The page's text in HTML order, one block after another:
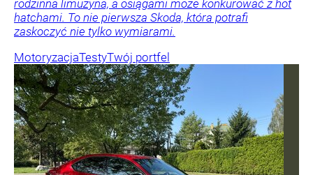
rodzinna limuzyna, a osiągami może konkurować z hot
hatchami. To nie pierwsza Skoda, która potrafi
zaskoczyć nie tylko wymiarami.
MotoryzacjaTestyTwój portfel